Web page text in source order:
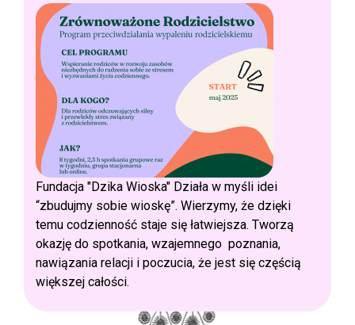
Fundacja "Dzika Wioska" Działa w myśli idei
“zbudujmy sobie wioskę”. Wierzymy, że dzięki
temu codzienność staje się łatwiejsza. Tworzą
okazję do spotkania, wzajemnego poznania,
nawiązania relacji i poczucia, że jest się częścią
większej całości.